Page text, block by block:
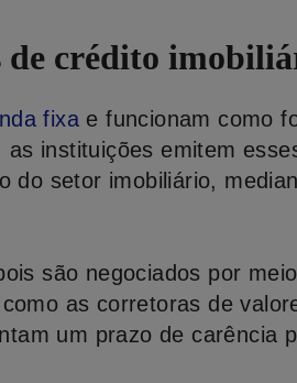
de crédito
fixa e funcionam como
instituições emitem
do setor imobiliário,
são negociados por
as corretoras de
um prazo de carência